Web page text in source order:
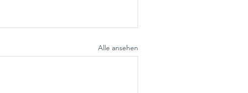
Alle ansehen